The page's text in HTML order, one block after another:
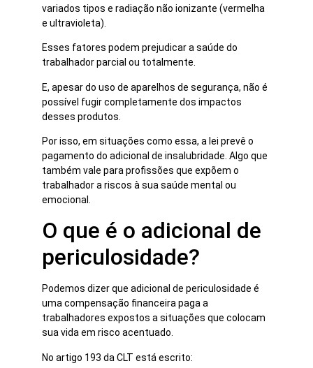
variados tipos e radiação não ionizante (vermelha
e ultravioleta).
Esses fatores podem prejudicar a saúde do
trabalhador parcial ou totalmente.
E, apesar do uso de aparelhos de segurança, não é
possível fugir completamente dos impactos
desses produtos.
Por isso, em situações como essa, a lei prevê o
pagamento do adicional de insalubridade. Algo que
também vale para profissões que expõem o
trabalhador a riscos à sua saúde mental ou
emocional.
O que é o adicional de
periculosidade?
Podemos dizer que adicional de periculosidade é
uma compensação financeira paga a
trabalhadores expostos a situações que colocam
sua vida em risco acentuado.
No artigo 193 da CLT está escrito: